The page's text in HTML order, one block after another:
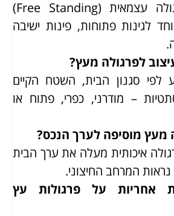
בהחלט. פרגולה עצמאית (Free Standing)
לגינות פתוחות, פינות ישיבה
לפרגולה מעץ?
לפי סגנון הבית, השטח הקיים
– מודרני, כפרי, פתוח או
מעץ מוסיפה לערך הנכס?
איכותית מעלה את ערך הבית
המרחב החיצוני.
אחריות על פרגולות עץ